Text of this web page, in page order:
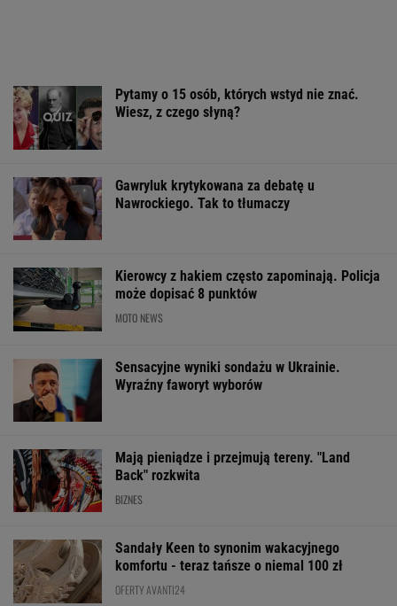
Pytamy o 15 osób, których wstyd nie znać.
Wiesz, z czego słyną?
Gawryluk krytykowana za debatę u
Nawrockiego. Tak to tłumaczy
Kierowcy z hakiem często zapominają. Policja
może dopisać 8 punktów
MOTO NEWS
Sensacyjne wyniki sondażu w Ukrainie.
Wyraźny faworyt wyborów
Mają pieniądze i przejmują tereny. "Land
Back" rozkwita
BIZNES
Sandały Keen to synonim wakacyjnego
komfortu - teraz tańsze o niemal 100 zł
OFERTY AVANTI24